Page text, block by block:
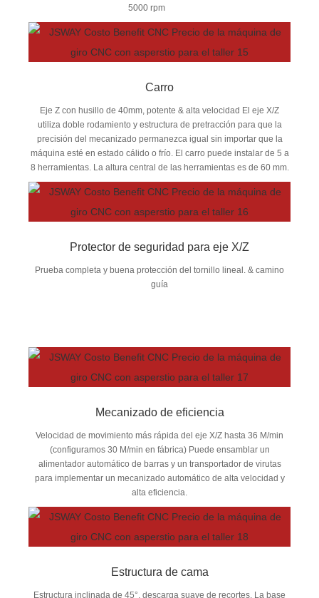
5000 rpm
Carro
Eje Z con husillo de 40mm, potente & alta velocidad El eje X/Z
utiliza doble rodamiento y estructura de pretracción para que la
precisión del mecanizado permanezca igual sin importar que la
máquina esté en estado cálido o frío. El carro puede instalar de 5 a
8 herramientas. La altura central de las herramientas es de 60 mm.
Protector de seguridad para eje X/Z
Prueba completa y buena protección del tornillo lineal. & camino
guía
Mecanizado de eficiencia
Velocidad de movimiento más rápida del eje X/Z hasta 36 M/min
(configuramos 30 M/min en fábrica) Puede ensamblar un
alimentador automático de barras y un transportador de virutas
para implementar un mecanizado automático de alta velocidad y
alta eficiencia.
Estructura de cama
Estructura inclinada de 45°, descarga suave de recortes. La base